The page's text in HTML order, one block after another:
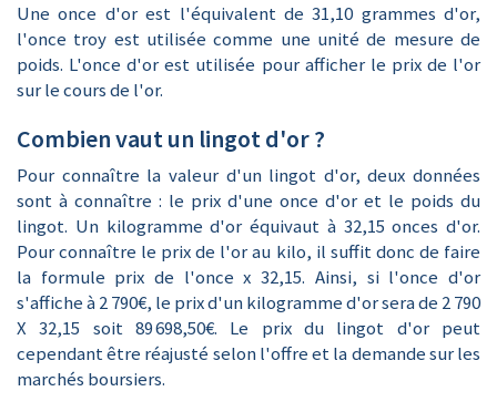
Une once d'or est l'équivalent de 31,10 grammes d'or,
l'once troy est utilisée comme une unité de mesure de
poids. L'once d'or est utilisée pour afficher le prix de l'or
sur le cours de l'or.
Combien vaut un lingot d'or ?
Pour connaître la valeur d'un lingot d'or, deux données
sont à connaître : le prix d'une once d'or et le poids du
lingot. Un kilogramme d'or équivaut à 32,15 onces d'or.
Pour connaître le prix de l'or au kilo, il suffit donc de faire
la formule prix de l'once x 32,15. Ainsi, si l'once d'or
s'affiche à 2 790€, le prix d'un kilogramme d'or sera de 2 790
X 32,15 soit 89 698,50€. Le prix du lingot d'or peut
cependant être réajusté selon l'offre et la demande sur les
marchés boursiers.